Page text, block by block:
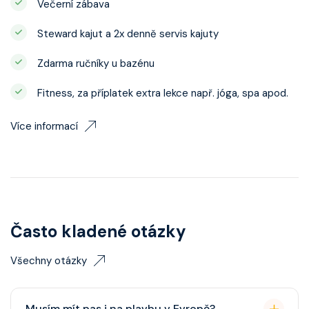
Večerní zábava
Steward kajut a 2x denně servis kajuty
Zdarma ručníky u bazénu
Fitness, za příplatek extra lekce např. jóga, spa apod.
Více informací
Často kladené otázky
Všechny otázky